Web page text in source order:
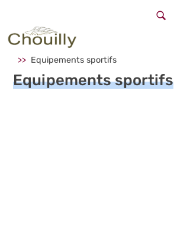
Accueil
Sortir, bouger
Pratiquer une activité physique
Equipements sportifs
Equipements sportifs